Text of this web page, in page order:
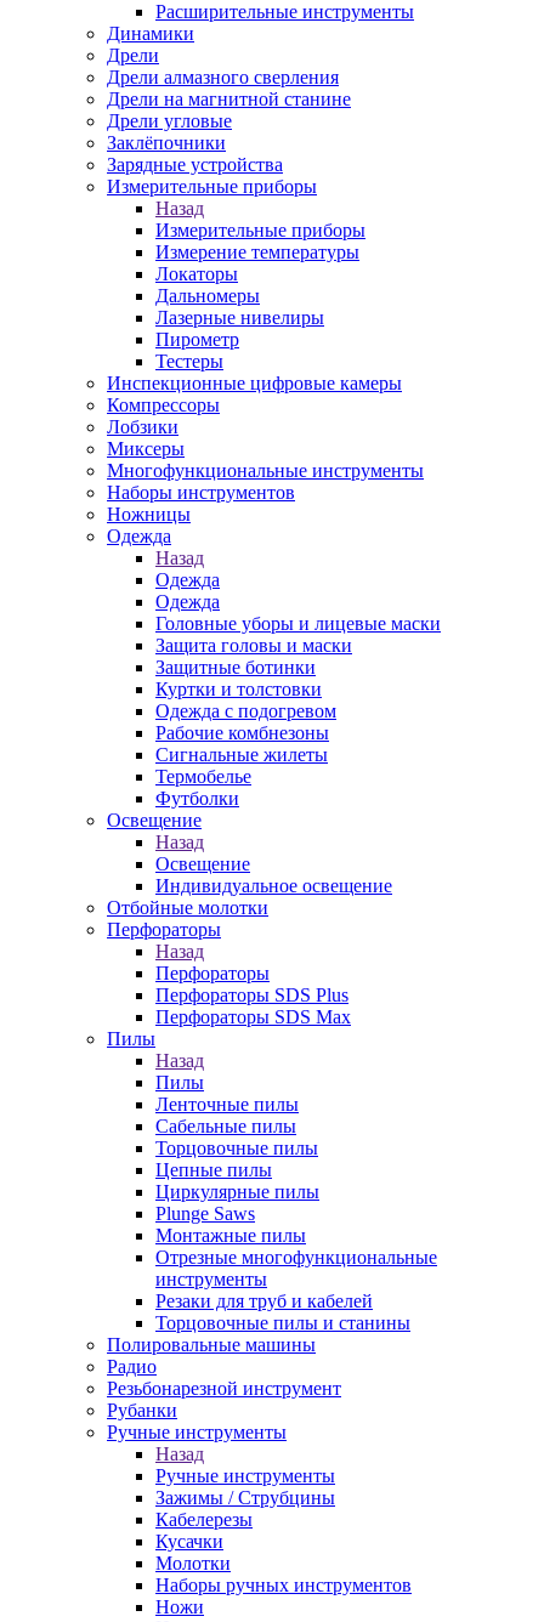
Расширительные инструменты
Динамики
Дрели
Дрели алмазного сверления
Дрели на магнитной станине
Дрели угловые
Заклёпочники
Зарядные устройства
Измерительные приборы
Назад
Измерительные приборы
Измерение температуры
Локаторы
Дальномеры
Лазерные нивелиры
Пирометр
Тестеры
Инспекционные цифровые камеры
Компрессоры
Лобзики
Миксеры
Многофункциональные инструменты
Наборы инструментов
Ножницы
Одежда
Назад
Одежда
Одежда
Головные уборы и лицевые маски
Защита головы и маски
Защитные ботинки
Куртки и толстовки
Одежда с подогревом
Рабочие комбнезоны
Сигнальные жилеты
Термобелье
Футболки
Освещение
Назад
Освещение
Индивидуальное освещение
Отбойные молотки
Перфораторы
Назад
Перфораторы
Перфораторы SDS Plus
Перфораторы SDS Max
Пилы
Назад
Пилы
Ленточные пилы
Сабельные пилы
Торцовочные пилы
Цепные пилы
Циркулярные пилы
Plunge Saws
Монтажные пилы
Отрезные многофункциональные
инструменты
Резаки для труб и кабелей
Торцовочные пилы и станины
Полировальные машины
Радио
Резьбонарезной инструмент
Рубанки
Ручные инструменты
Назад
Ручные инструменты
Зажимы / Струбцины
Кабелерезы
Кусачки
Молотки
Наборы ручных инструментов
Ножи